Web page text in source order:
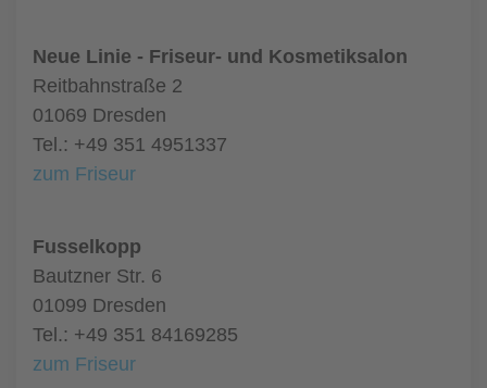
Neue Linie - Friseur- und Kosmetiksalon
Reitbahnstraße 2
01069 Dresden
Tel.: +49 351 4951337
zum Friseur
Fusselkopp
Bautzner Str. 6
01099 Dresden
Tel.: +49 351 84169285
zum Friseur